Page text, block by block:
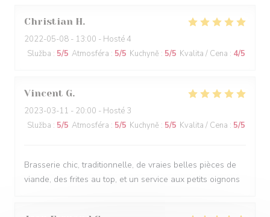
Christian H
2022-05-08 - 13:00 - Hosté 4
Služba : 5/5 Atmosféra : 5/5 Kuchyně : 5/5 Kvalita / Cena : 4/5
Vincent G
2023-03-11 - 20:00 - Hosté 3
Služba : 5/5 Atmosféra : 5/5 Kuchyně : 5/5 Kvalita / Cena : 5/5
Brasserie chic, traditionnelle, de vraies belles pièces de
viande, des frites au top, et un service aux petits oignons